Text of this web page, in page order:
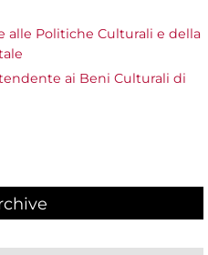
alle Politiche Culturali e della
ai Beni Culturali di